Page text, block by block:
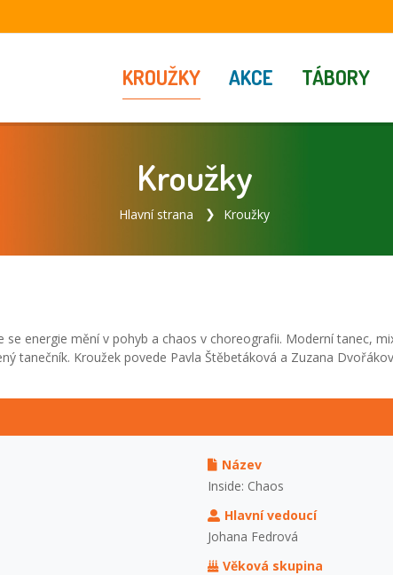
KROUŽKY AKCE TÁBORY
Kroužky
Hlavní strana Kroužky
se energie mění v pohyb a chaos v choreografii. Moderní tanec,
tanečník. Kroužek povede Pavla Štěbetáková a Zuzana
Název
Inside: Chaos
Hlavní vedoucí
Johana Fedrová
Věková skupina